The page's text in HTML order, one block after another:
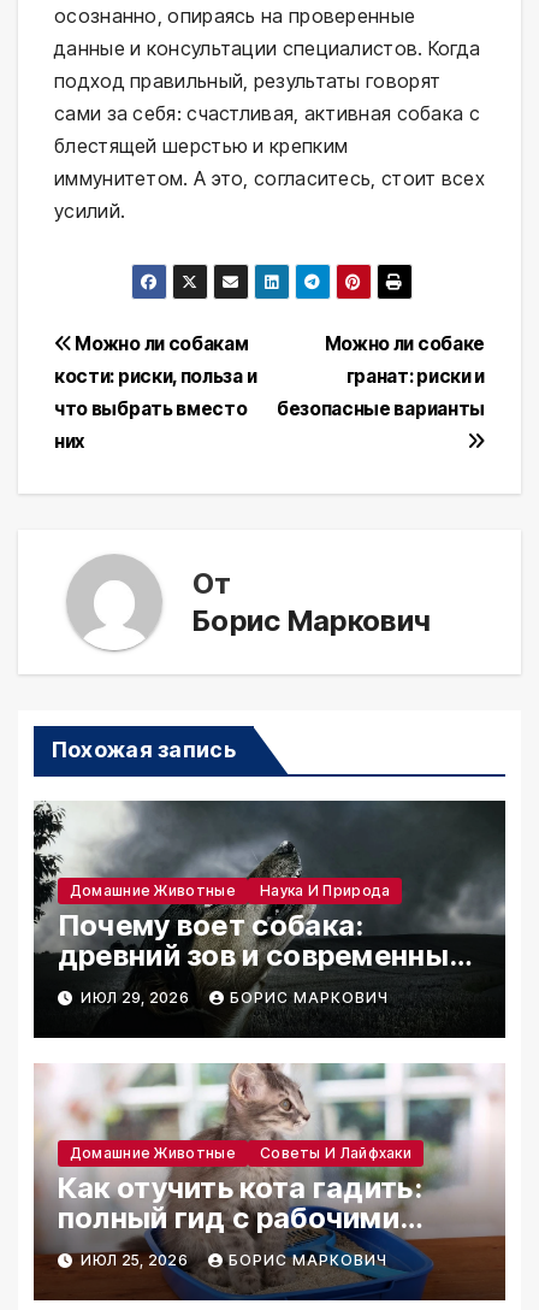
осознанно, опираясь на проверенные
данные и консультации специалистов. Когда
подход правильный, результаты говорят
сами за себя: счастливая, активная собака с
блестящей шерстью и крепким
иммунитетом. А это, согласитесь, стоит всех
усилий.
Навигация
по
записям
Можно ли собаке
гранат: риски и
безопасные варианты
Можно ли собакам
кости: риски, польза и
что выбрать вместо
них
От
Борис Маркович
Похожая запись
Домашние Животные Наука И Природа
Почему воет собака:
древний зов и современные
причины
ИЮЛ 29, 2026 БОРИС МАРКОВИЧ
Домашние Животные Советы И Лайфхаки
Как отучить кота гадить:
полный гид с рабочими
методами
ИЮЛ 25, 2026 БОРИС МАРКОВИЧ